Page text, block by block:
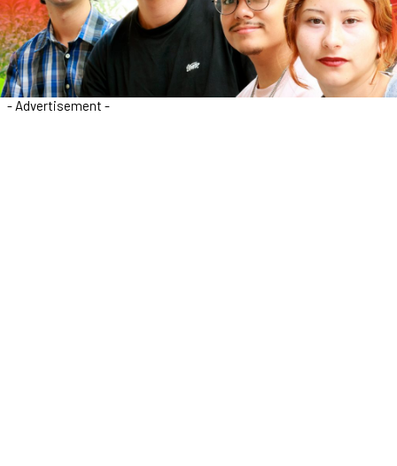
- Advertisement -